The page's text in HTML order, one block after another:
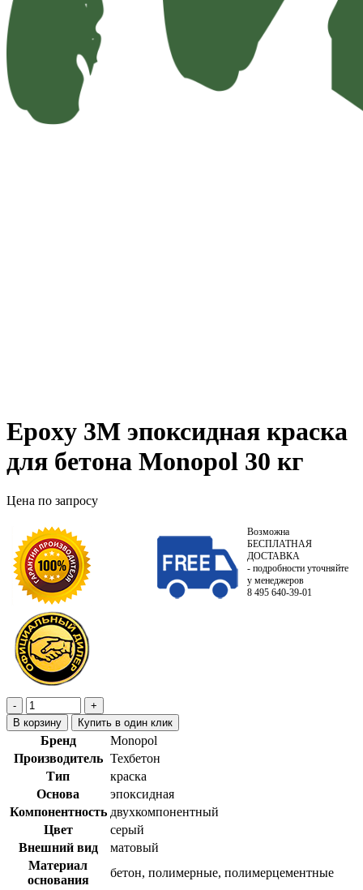
Epoxy 3М эпоксидная краска
для бетона Monopol 30 кг
Цена по запросу
Возможна
БЕСПЛАТНАЯ
ДОСТАВКА
- подробности уточняйте
у менеджеров
8 495 640-39-01
В корзину Купить в один клик
Бренд
Monopol
Производитель Техбетон
Тип
краска
Основа
эпоксидная
Компонентность двухкомпонентный
Цвет
серый
Внешний вид
матовый
Материал
основания
бетон, полимерные, полимерцементные